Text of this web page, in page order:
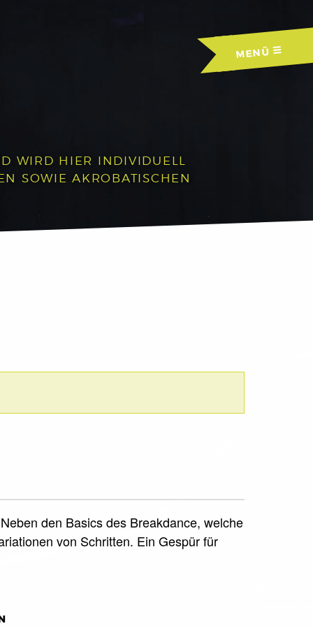
MENÜ
WIRD HIER INDIVIDUELL
SOWIE AKROBATISCHEN
den Basics des Breakdance, welche
von Schritten. Ein Gespür für